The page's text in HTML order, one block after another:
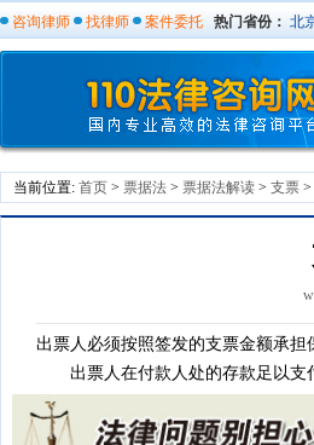
咨询律师 找律师 案件委托 热门省份： 北
当前位置: 首页 > 票据法 > 票据法解读 > 支票 >
出票人必须按照签发的支票金额承担
出票人在付款人处的存款足以支